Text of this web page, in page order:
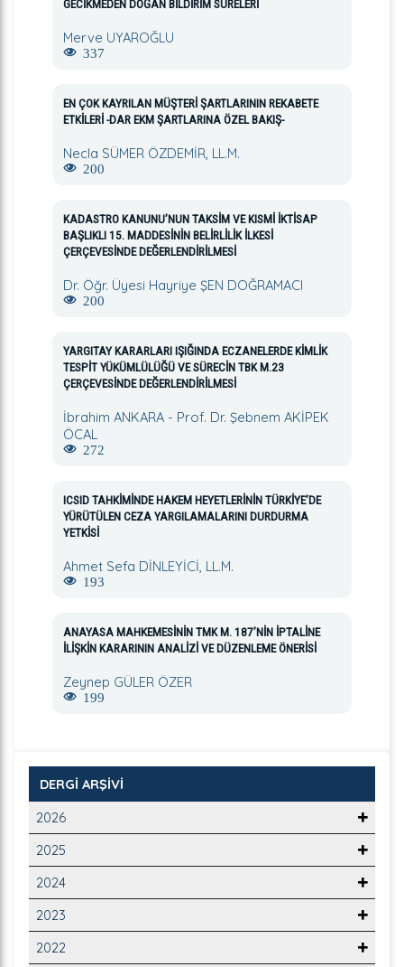
GECİKMEDEN DOĞAN BİLDİRİM SÜRELERİ
Merve UYAROĞLU
337
EN ÇOK KAYRILAN MÜŞTERİ ŞARTLARININ REKABETE
ETKİLERİ -DAR EKM ŞARTLARINA ÖZEL BAKIŞ-
Necla SÜMER ÖZDEMİR, LL.M.
200
KADASTRO KANUNU’NUN TAKSİM VE KISMİ İKTİSAP
BAŞLIKLI 15. MADDESİNİN BELİRLİLİK İLKESİ
ÇERÇEVESİNDE DEĞERLENDİRİLMESİ
Dr. Öğr. Üyesi Hayriye ŞEN DOĞRAMACI
200
YARGITAY KARARLARI IŞIĞINDA ECZANELERDE KİMLİK
TESPİT YÜKÜMLÜLÜĞÜ VE SÜRECİN TBK M.23
ÇERÇEVESİNDE DEĞERLENDİRİLMESİ
İbrahim ANKARA - Prof. Dr. Şebnem AKİPEK
ÖCAL
272
ICSID TAHKİMİNDE HAKEM HEYETLERİNİN TÜRKİYE’DE
YÜRÜTÜLEN CEZA YARGILAMALARINI DURDURMA
YETKİSİ
Ahmet Sefa DİNLEYİCİ, LL.M.
193
ANAYASA MAHKEMESİNİN TMK M. 187’NİN İPTALİNE
İLİŞKİN KARARININ ANALİZİ VE DÜZENLEME ÖNERİSİ
Zeynep GÜLER ÖZER
199
DERGİ ARŞİVİ
2026
2025
2024
2023
2022